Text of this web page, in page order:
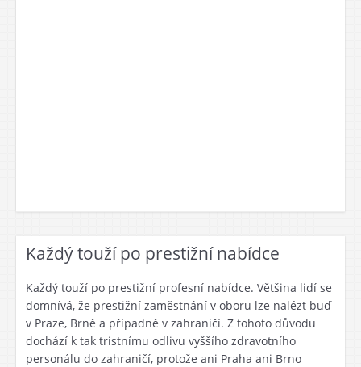
Každý touží po prestižní nabídce
Každý touží po prestižní profesní nabídce. Většina lidí se
domnívá, že prestižní zaměstnání v oboru lze nalézt buď
v Praze, Brně a případně v zahraničí. Z tohoto důvodu
dochází k tak tristnímu odlivu vyššího zdravotního
personálu do zahraničí, protože ani Praha ani Brno